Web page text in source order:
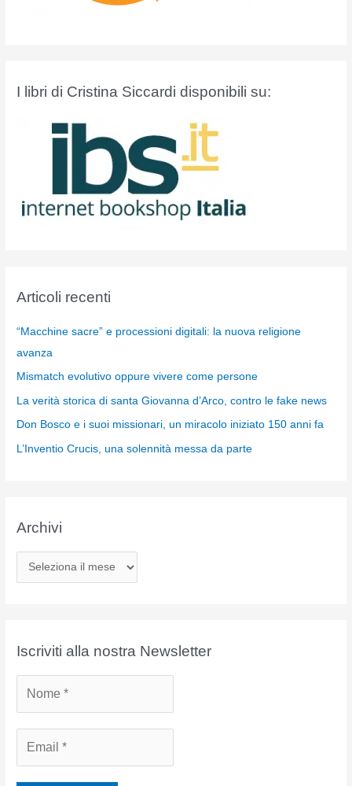
I libri di Cristina Siccardi disponibili su:
Articoli recenti
“Macchine sacre” e processioni digitali: la nuova religione
avanza
Mismatch evolutivo oppure vivere come persone
La verità storica di santa Giovanna d’Arco, contro le fake news
Don Bosco e i suoi missionari, un miracolo iniziato 150 anni fa
L’Inventio Crucis, una solennità messa da parte
Archivi
r
iIscriviti alla nostra Newsletter